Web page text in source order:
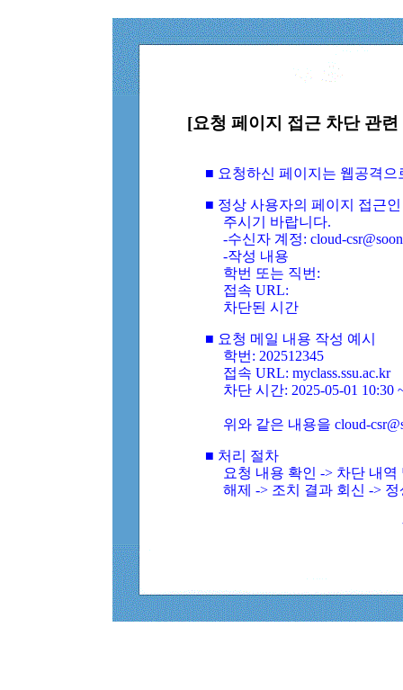
[요청 페이지 접근 차단 관
■ 요청하신 페이지는 웹공격
■ 정상 사용자의 페이지 접근
주시기 바랍니다.
-수신자 계정: cloud-
-작성 내용
학번 또는 직번:
접속 URL:
차단된 시간
■ 요청 메일 내용 작성 예시
학번: 202512345
접속 URL: myclass.ssu.ac.kr
차단 시간: 2025-05-01 10:30
위와 같은 내용을 cloud-
■ 처리 절차
요청 내용 확인 -> 차단 내
해제 -> 조치 결과 회신 ->